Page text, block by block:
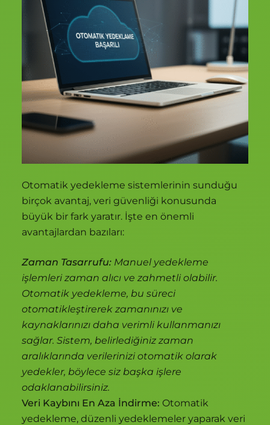
Otomatik yedekleme sistemlerinin sunduğu
birçok avantaj, veri güvenliği konusunda
büyük bir fark yaratır. İşte en önemli
avantajlardan bazıları:
Zaman Tasarrufu: Manuel yedekleme
işlemleri zaman alıcı ve zahmetli olabilir.
Otomatik yedekleme, bu süreci
otomatikleştirerek zamanınızı ve
kaynaklarınızı daha verimli kullanmanızı
sağlar. Sistem, belirlediğiniz zaman
aralıklarında verilerinizi otomatik olarak
yedekler, böylece siz başka işlere
odaklanabilirsiniz.
Veri Kaybını En Aza İndirme: Otomatik
yedekleme, düzenli yedeklemeler yaparak veri